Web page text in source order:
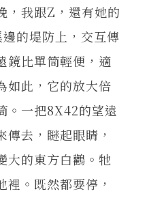
我跟Z，還有她的
的堤防上，交互傳
鏡比單筒輕便，適
如此，它的放大倍
。一把8X42的望遠
去，瞇起眼睛，
大的東方白鸛。牠
。既然都要停，